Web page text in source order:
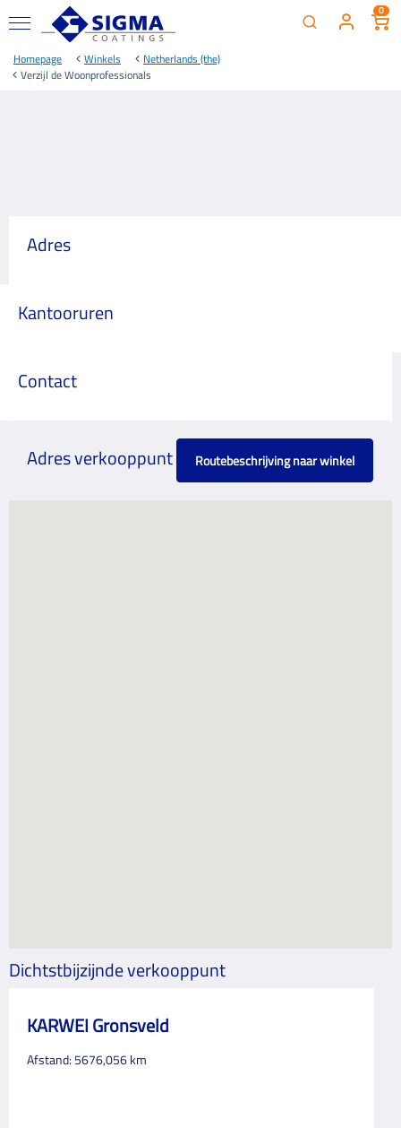
0
Homepage Winkels
Netherlands (the)
Verzijl de Woonprofessionals
Adres
Kantooruren
Contact
Adres verkooppunt Routebeschrijving naar winkel
Dichtstbijzijnde verkooppunt
KARWEI Gronsveld
Afstand: 5676,056km